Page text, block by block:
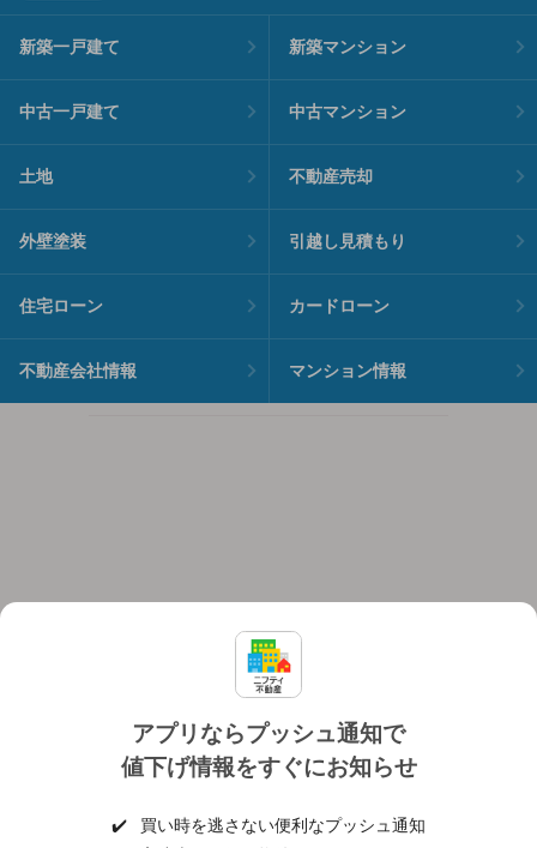
アプリならプッシュ通知で
値下げ情報をすぐにお知らせ
✔️
買い時を逃さない便利なプッシュ通知
新築一戸建て 新築マンション
中古一戸建て 中古マンション
土地 不動産売却
外壁塗装 引越し見積もり
住宅ローン カードローン
不動産会社情報 マンション情報
個人情報保護ポリシー 利用規約
ヘルプ・お問い合わせ 採用情報